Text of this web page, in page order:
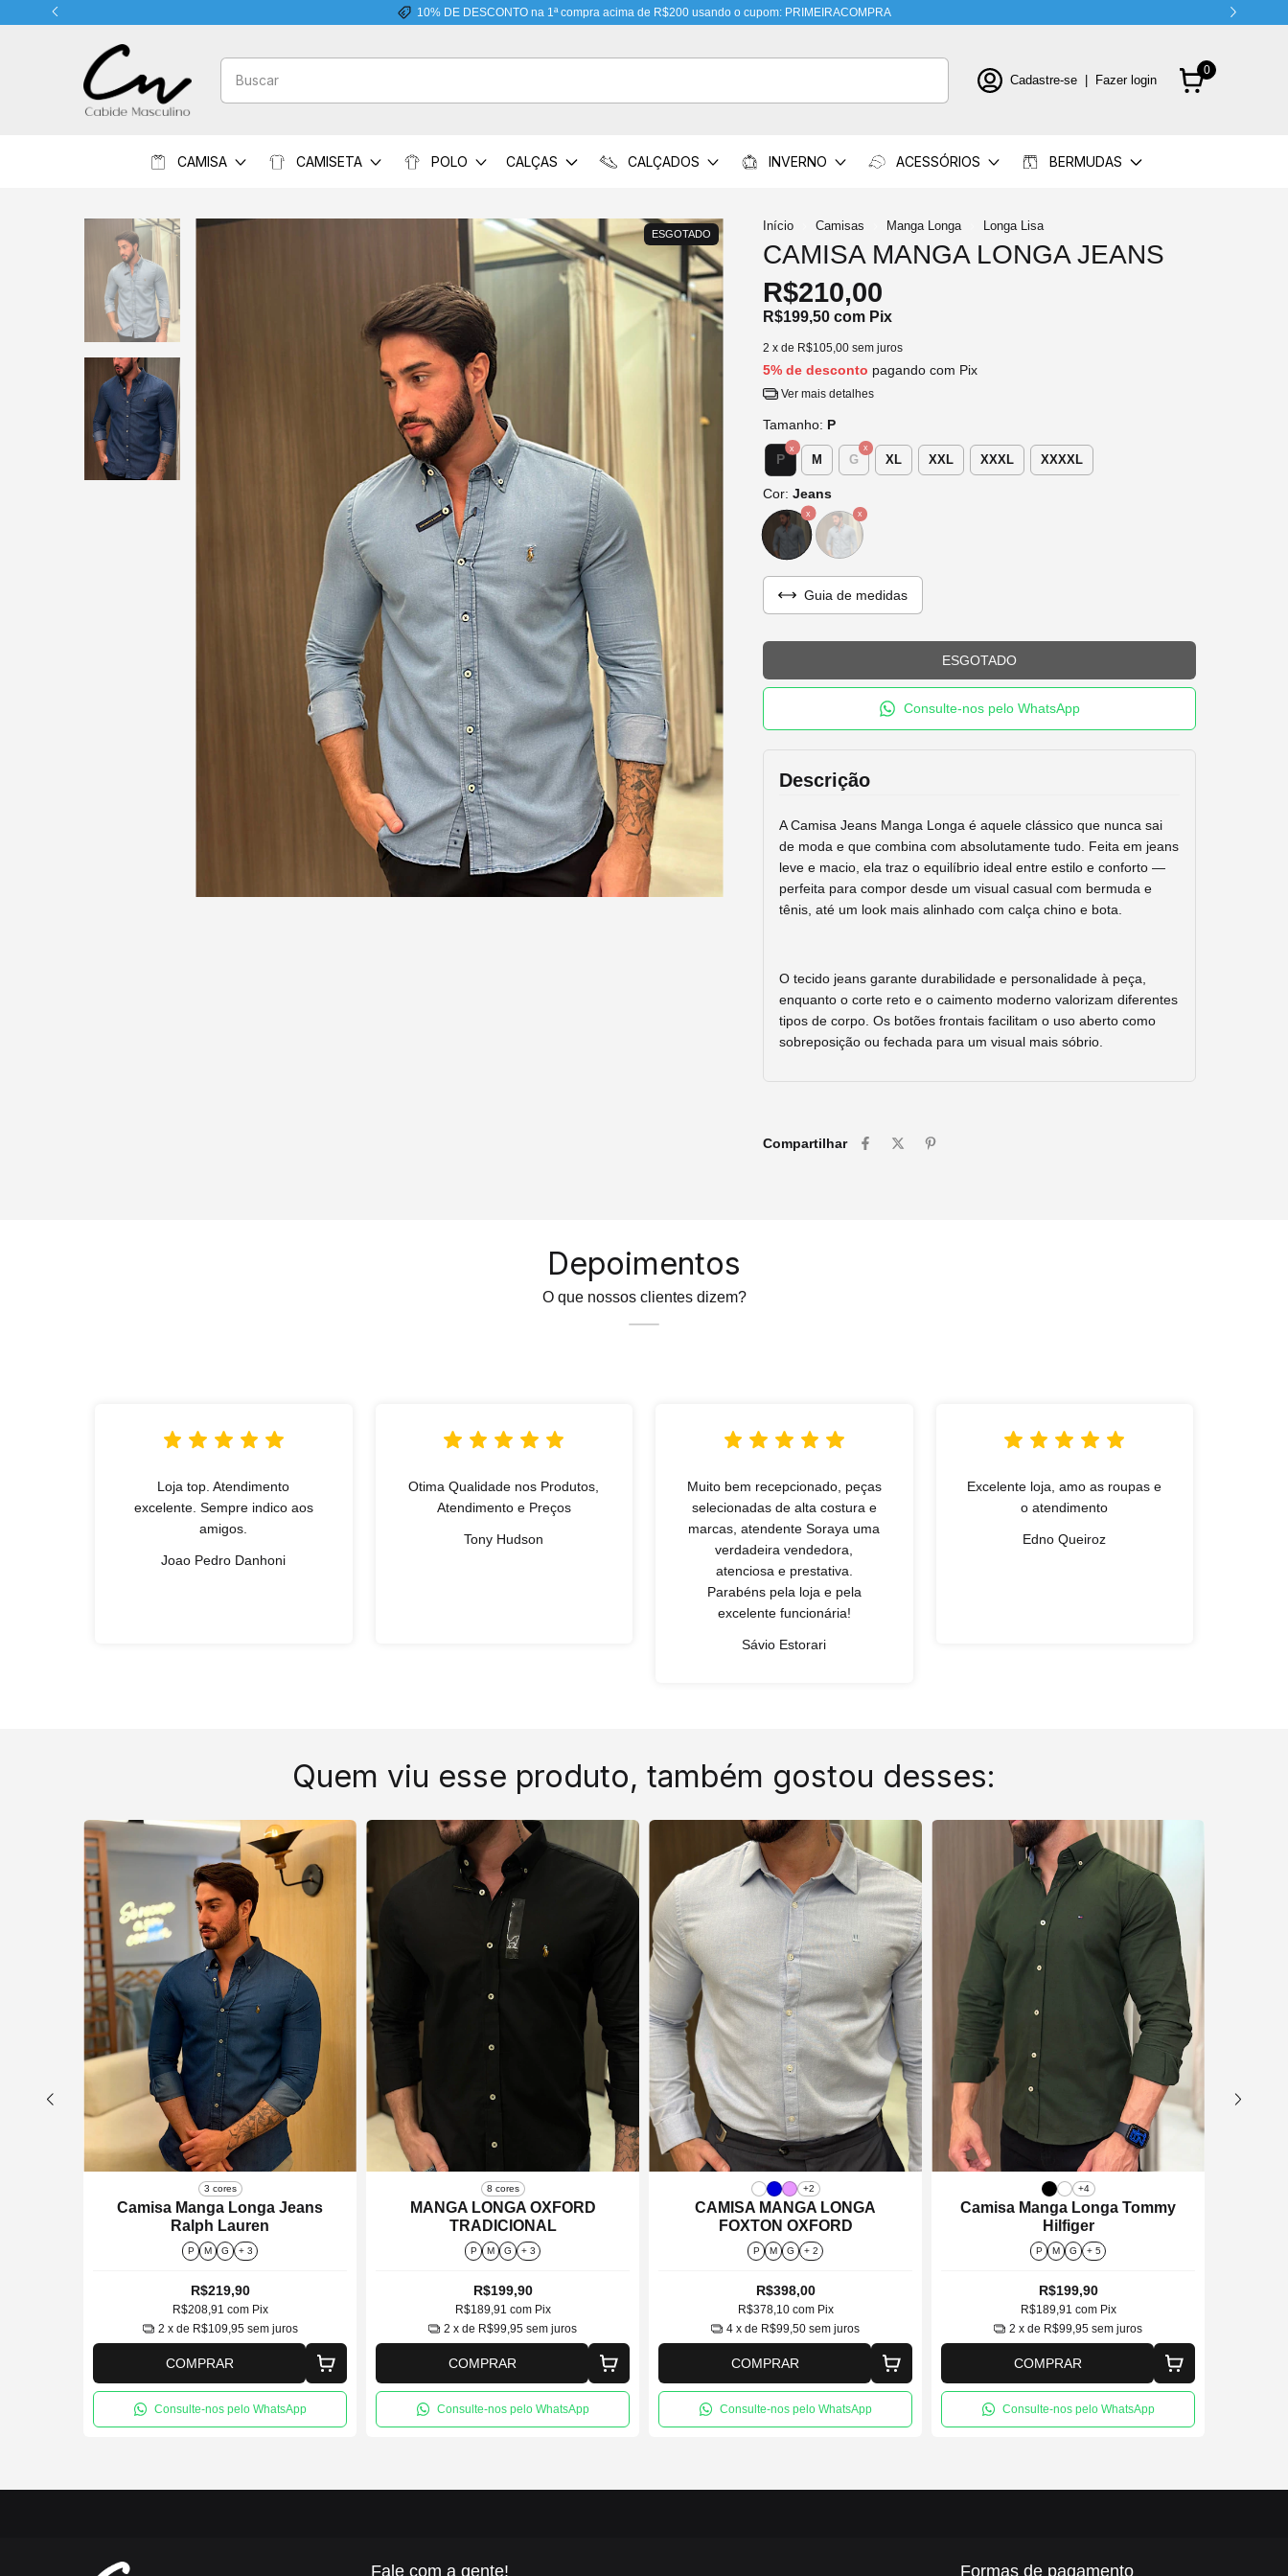
10% DE DESCONTO na 1ª compra acima de R$200 usando o cupom: PRIMEIRACOMPRA
Cadastre-se Fazer login
0
CAMISA CAMISETA POLO CALÇAS CALÇADOS INVERNO ACESSÓRIOS BERMUDAS
ESGOTADO
Início Camisas Manga Longa Longa Lisa
CAMISA MANGA LONGA JEANS
R$210,00
R$199,50 com Pix
2 x de R$105,00 sem juros
5% de desconto pagando com Pix
Ver mais detalhes
Tamanho: P
P M G XL XXL XXXL XXXXL
Cor: Jeans
Guia de medidas
Consulte-nos pelo WhatsApp
Descrição
A Camisa Jeans Manga Longa é aquele clássico que nunca sai
de moda e que combina com absolutamente tudo. Feita em jeans
leve e macio, ela traz o equilíbrio ideal entre estilo e conforto —
perfeita para compor desde um visual casual com bermuda e
tênis, até um look mais alinhado com calça chino e bota.
O tecido jeans garante durabilidade e personalidade à peça,
enquanto o corte reto e o caimento moderno valorizam diferentes
tipos de corpo. Os botões frontais facilitam o uso aberto como
sobreposição ou fechada para um visual mais sóbrio.
Compartilhar
Depoimentos
O que nossos clientes dizem?
Loja top. Atendimento
excelente. Sempre indico aos
amigos.
Joao Pedro Danhoni
Otima Qualidade nos Produtos,
Atendimento e Preços
Tony Hudson
Muito bem recepcionado, peças
selecionadas de alta costura e
marcas, atendente Soraya uma
verdadeira vendedora,
atenciosa e prestativa.
Parabéns pela loja e pela
excelente funcionária!
Sávio Estorari
Excelente loja, amo as roupas e
o atendimento
Edno Queiroz
Quem viu esse produto, também gostou desses:
3 cores
Camisa Manga Longa Jeans
Ralph Lauren
P M G + 3
R$219,90
R$208,91 com Pix
2 x de R$109,95 sem juros
COMPRAR
Consulte-nos pelo WhatsApp
8 cores
MANGA LONGA OXFORD
TRADICIONAL
P M G + 3
R$199,90
R$189,91 com Pix
2 x de R$99,95 sem juros
COMPRAR
Consulte-nos pelo WhatsApp
+2
CAMISA MANGA LONGA
FOXTON OXFORD
P M G + 2
R$398,00
R$378,10 com Pix
4 x de R$99,50 sem juros
COMPRAR
Consulte-nos pelo WhatsApp
+4
Camisa Manga Longa Tommy
Hilfiger
P M G + 5
R$199,90
R$189,91 com Pix
2 x de R$99,95 sem juros
COMPRAR
Consulte-nos pelo WhatsApp
Fale com a gente! Formas de pagamento